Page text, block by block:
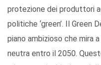
protezione dei produttori
politiche ‘green’. Il Green
piano ambizioso che mira
neutra entro il 2050.